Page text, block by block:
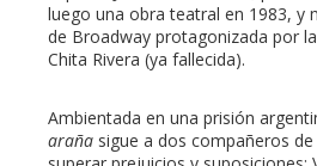
luego una obra teatral en 1983, y
de Broadway protagonizada por
Chita Rivera (ya fallecida).
Ambientada en una prisión
araña sigue a dos compañeros